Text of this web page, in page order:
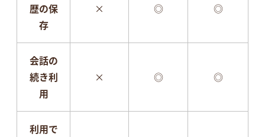
歴の保
存
× ◎ ◎
会話の
続き利
用
× ◎ ◎
利用で